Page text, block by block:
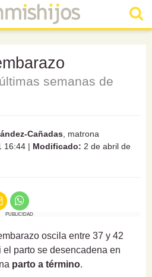
semanas de
Cañadas , matrona
16:44 | Modificado: 2 de abril de
PUBLICIDAD
oscila entre 37 y 42
parto se desencadena en
parto a término.